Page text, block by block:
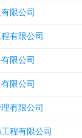
限公司
有限公司
限公司
限公司
有限公司
程有限公司